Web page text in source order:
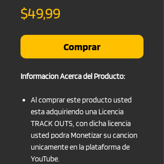
$49,99
Comprar
Informacion Acerca del Producto:
Al comprar este producto usted
esta adquiriendo una Licencia
TRACK OUTS, con dicha licencia
usted podra Monetizar su cancion
unicamente en la plataforma de
YouTube.